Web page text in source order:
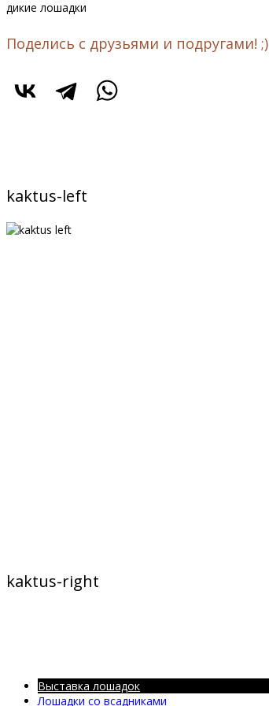
дикие лошадки
Поделись с друзьями и подругами! ;)
kaktus-left
kaktus-right
Выставка лошадок
Лошадки со всадниками